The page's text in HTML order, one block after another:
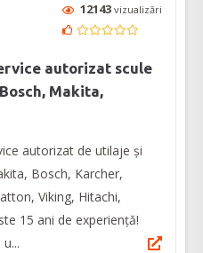
12143 vizualizări
autorizat scule
Makita,
autorizat de utilaje și
Bosch, Karcher,
Viking, Hitachi,
15 ani de experiență!